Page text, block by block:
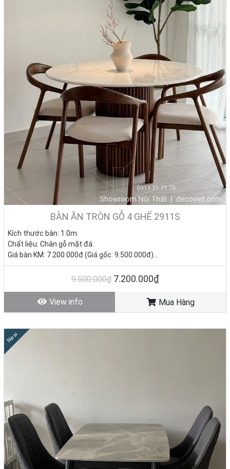
4.2. Mang đến vẻ đẹp sang trọng cho căn bếp
Cấu tạo của bộ bàn ăn 4 ghế tuy nhỏ gọn nhưng với mặt đá sáng
bóng cùng chân sắt sơn tĩnh điện, chân inox vững chắc là điểm
cộng lớn nhất cho mẫu bàn ăn này. Bàn ăn mặt đá luôn là sản phẩm
mang đến vẻ đẹp đẳng cấp và tinh tế cho không gian sống hiện đại.
Chọn bàn ăn mặt đá 4 ghế giúp tô điểm cho căn bếp thêm phầm ấn
tượng và đẳng cấp.
4.3. Phù hợp nhiều mục đích sử dụng
BÀN ĂN TRÒN GỖ 4 GHẾ 2911S
Kích thước bàn: 1.0m.
Chất liệu: Chân gỗ mặt đá.
Giá bàn KM: 7.200.000đ (Giá gốc: 9.500.000đ)
Giá ghế KM: 2.050.000đ/ Cái (Giá gốc 2.800.000đ)
Giá trọn bộ 4 ghế: 15.400.000đ
9.500.000₫ 7.200.000₫
View info Mua Hàng
New